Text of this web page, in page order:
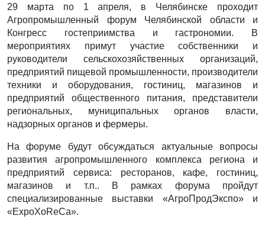
29 марта по 1 апреля, в Челябинске проходит
Агропромышленный форум Челябинской области и
Конгресс гостеприимства и гастрономии. В
мероприятиях примут участие собственники и
руководители сельскохозяйственных организаций,
предприятий пищевой промышленности, производители
техники и оборудования, гостиниц, магазинов и
предприятий общественного питания, представители
региональных, муниципальных органов власти,
надзорных органов и фермеры.
На форуме будут обсуждаться актуальные вопросы
развития агропромышленного комплекса региона и
предприятий сервиса: ресторанов, кафе, гостиниц,
магазинов и т.п.. В рамках форума пройдут
специализированные выставки «АгроПродЭкспо» и
«ExpoXoReCa».